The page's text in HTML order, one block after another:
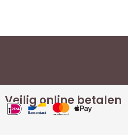
Veilig online betalen